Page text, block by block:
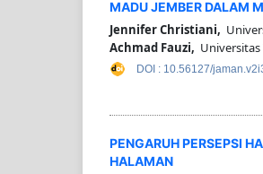
MADU JEMBER DALAM
Jennifer Christiani,
Achmad Fauzi,
DOI : 10.56127/
PENGARUH PERSEPSI
HALAMAN